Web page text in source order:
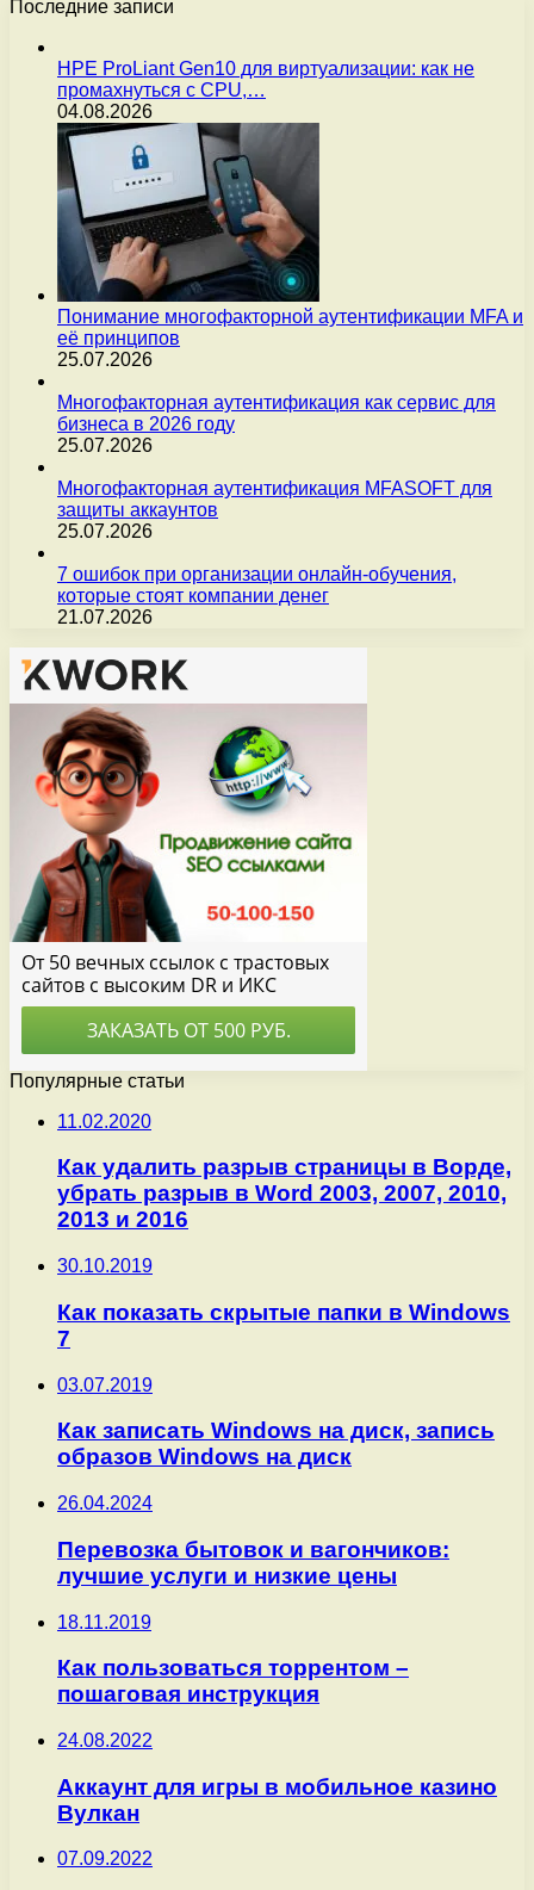
Последние записи
HPE ProLiant Gen10 для виртуализации: как не
промахнуться с CPU,…
04.08.2026
Понимание многофакторной аутентификации MFA и
её принципов
25.07.2026
Многофакторная аутентификация как сервис для
бизнеса в 2026 году
25.07.2026
Многофакторная аутентификация MFASOFT для
защиты аккаунтов
25.07.2026
7 ошибок при организации онлайн-обучения,
которые стоят компании денег
21.07.2026
Популярные статьи
11.02.2020
Как удалить разрыв страницы в Ворде,
убрать разрыв в Word 2003, 2007, 2010,
2013 и 2016
30.10.2019
Как показать скрытые папки в Windows
7
03.07.2019
Как записать Windows на диск, запись
образов Windows на диск
26.04.2024
Перевозка бытовок и вагончиков:
лучшие услуги и низкие цены
18.11.2019
Как пользоваться торрентом –
пошаговая инструкция
24.08.2022
Аккаунт для игры в мобильное казино
Вулкан
07.09.2022